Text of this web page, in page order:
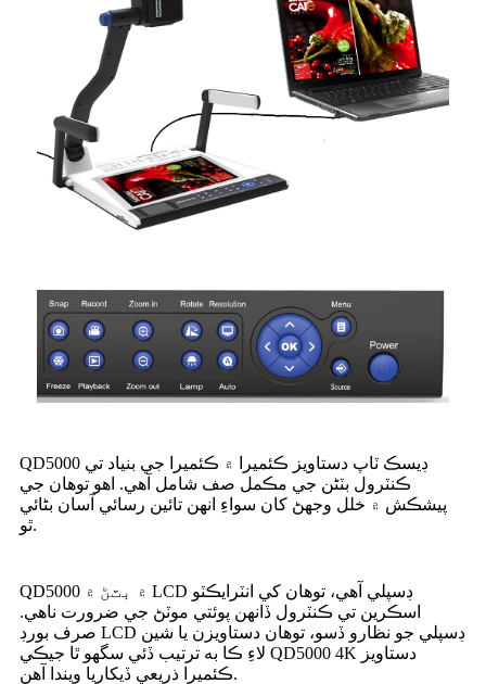
QD5000 ڊيسڪ ٽاپ دستاويز ڪئميرا ۾ ڪئميرا جي بنياد تي
ڪنٽرول بٽڻن جي مڪمل صف شامل آهي. اهو توهان جي
پيشڪش ۾ خلل وجهڻ کان سواءِ انهن تائين رسائي آسان بڻائي
ٿو.
QD5000 ۾ بٽڻ ۾ LCD ڊسپلي آهي، توهان کي انٽرايڪٽو
اسڪرين تي ڪنٽرول ڏانهن پوئتي موٽڻ جي ضرورت ناهي.
صرف بورڊ LCD ڊسپلي جو نظارو ڏسو، توهان دستاويزن يا شين
لاءِ ڪا به ترتيب ڏئي سگهو ٿا جيڪي QD5000 4K دستاويز
ڪئميرا ذريعي ڏيکاريا ويندا آهن.